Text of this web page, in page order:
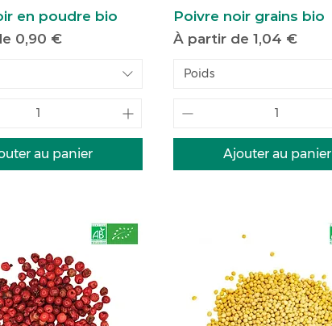
en poudre bio
0,90 €
au panier
Poivre noir grains bio
À partir de1,04 €
Prix promotionnel
Poids
Ajouter au panier